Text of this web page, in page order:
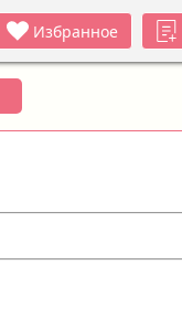
Избранное